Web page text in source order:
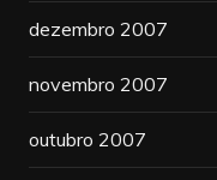
dezembro 2007
novembro 2007
outubro 2007